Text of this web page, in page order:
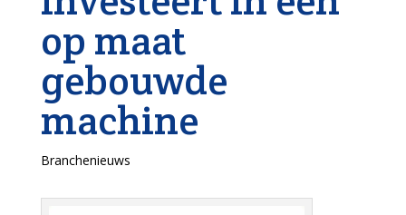
op maat
gebouwde
machine
Branchenieuws